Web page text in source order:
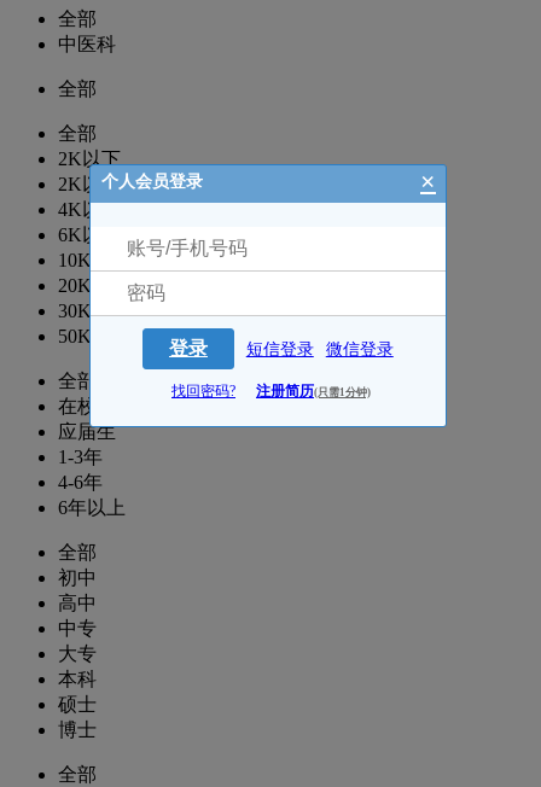
全部
中医科
全部
全部
2K以下
2K以上
4K以上
6K以上
10K以上
20K以上
30K以上
50K以上
全部
在校生
应届生
1-3年
4-6年
6年以上
全部
初中
高中
中专
大专
本科
硕士
博士
全部
个人会员登录 ×
登录 短信登录 微信登录
找回密码? 注册简历(只需1分钟)